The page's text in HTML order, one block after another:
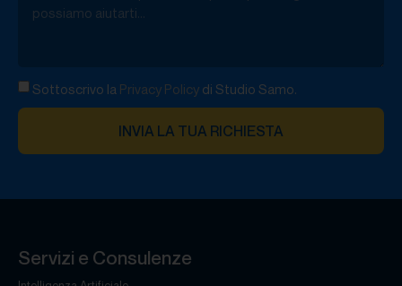
Sottoscrivo la Privacy Policy di Studio Samo.
INVIA LA TUA RICHIESTA
Servizi e Consulenze